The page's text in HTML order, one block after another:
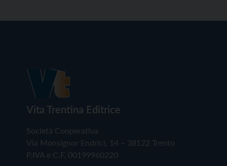
Vita Trentina Editrice
Società Cooperativa
Via Monsignor Endrici, 14 – 38122 Trento
P.IVA e C.F. 00199960220